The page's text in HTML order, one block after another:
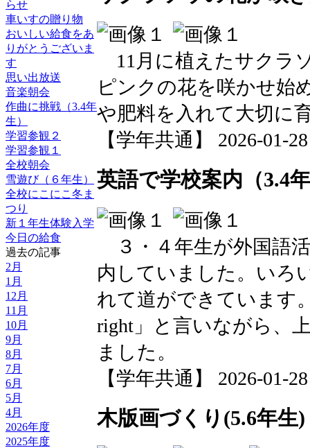
らせ
車いすの贈り物
おいしい給食をあ
りがとうございま
す
思い出放送
音楽朝会
作曲に挑戦（3.4年
生）
学習参観２
学習参観１
全校朝会
雪遊び（６年生）
全校にこにこ冬ま
つり
新１年生体験入学
今日の給食
過去の記事
2月
1月
12月
11月
10月
9月
8月
7月
6月
5月
4月
2026年度
2025年度
11月に植えたサクラ
ピンクの花を咲かせ始
や肥料を入れて大切に
【学年共通】 2026-01-
英語で学校案内（3.4
３・４年生が外国語
内していました。いろ
れて道ができています
right」と言いながら、
ました。
【学年共通】 2026-01-
木版画づくり(5.6年生)